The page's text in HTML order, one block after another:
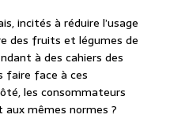
incités à réduire l’usage
des fruits et légumes de
à des cahiers des
faire face à ces
les consommateurs
mêmes normes ?